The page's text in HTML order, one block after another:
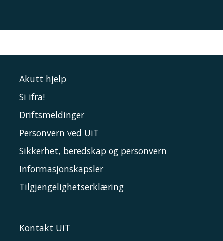
Akutt hjelp
Si ifra!
Driftsmeldinger
Personvern ved UiT
Sikkerhet, beredskap og personvern
Informasjonskapsler
Tilgjengelighetserklæring
Kontakt UiT